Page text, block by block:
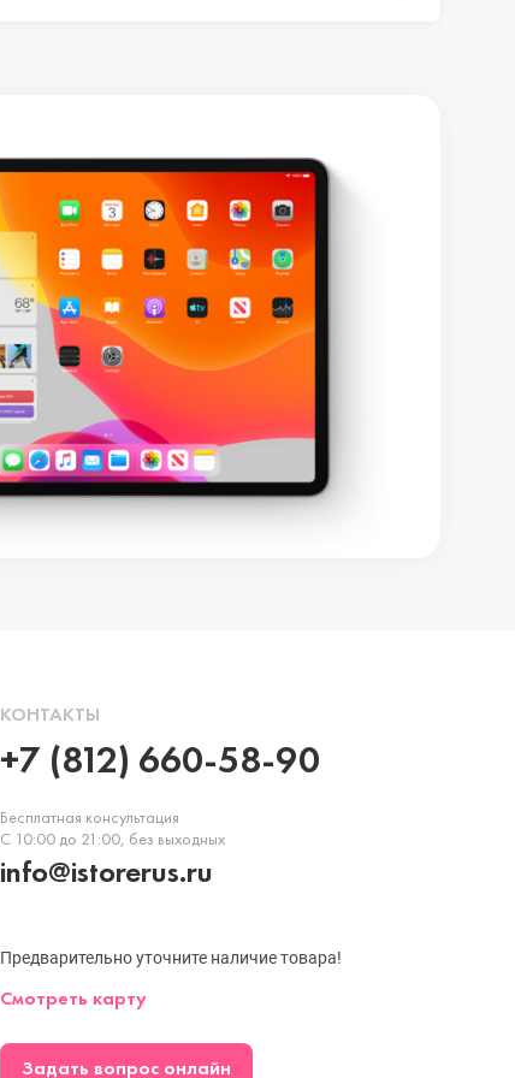
КОНТАКТЫ
+7 (812) 660-58-90
Бесплатная консультация
С 10:00 до 21:00, без выходных
info@istorerus.ru
Предварительно уточните наличие товара!
Смотреть карту
Задать вопрос онлайн